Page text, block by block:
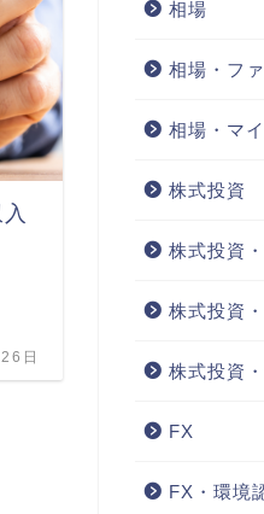
日
相場
相場・フ
相場・マ
株式投資
株式投資
株式投資
株式投資
FX
FX・環境